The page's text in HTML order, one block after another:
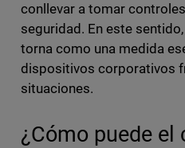
conllevar a tomar
seguridad. En este
torna como una medida
dispositivos corporativos
situaciones.
¿Cómo puede el